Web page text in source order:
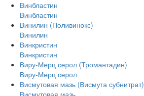
Винбластин
Винбластин
Винилин (Поливинокс)
Винилин
Винкристин
Винкристин
Виру-Мерц серол (Тромантадин)
Виру-Мерц серол
Висмутовая мазь (Висмута субнитрат)
Висмутовая мазь